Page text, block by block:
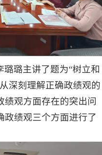
璐主讲了题为“树立和
深刻理解正确政绩观的
绩观方面存在的突出问
政绩观三个方面进行了